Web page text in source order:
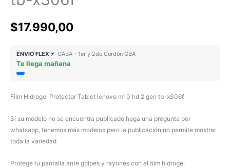
$17.990,00
ENVIO FLEX ⚡: CABA - 1er y 2do Cordón GBA
Te llega mañana
Film Hidrogel Protector Tablet lenovo m10 hd 2 gen tb-x306f
Si su modelo no se encuentra publicado haga una pregunta por
whatsapp, tenemos más modelos pero la publicación no permite mostrar
toda la variedad
Protege tu pantalla ante golpes y rayones con el film hidrogel